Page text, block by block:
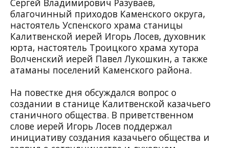
Сергей Владимирович Разуваев,
благочинный приходов Каменского округа,
настоятель Успенского храма станицы
Калитвенской иерей Игорь Лосев, духовник
юрта, настоятель Троицкого храма хутора
Волченский иерей Павел Лукошкин, а также
атаманы поселений Каменского района.
На повестке дня обсуждался вопрос о
создании в станице Калитвенской казачьего
станичного общества. В приветственном
слове иерей Игорь Лосев поддержал
инициативу создания казачьего общества и